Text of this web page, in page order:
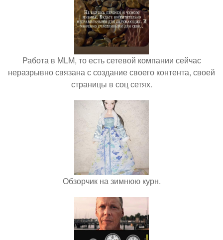
Работа в MLM, то есть сетевой компании сейчас
неразрывно связана с создание своего контента, своей
страницы в соц сетях.
Обзорчик на зимнюю курн.